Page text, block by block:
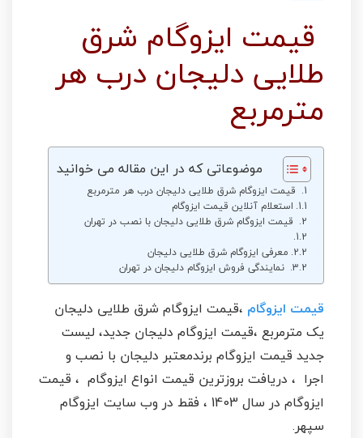
قیمت ایزوگام شرق
طلایی دلیجان درب هر
مترمربع
موضوعاتی که در این مقاله می خوانید
قیمت ایزوگام شرق طلایی دلیجان درب هر مترمربع
استعلام آنلاین قیمت ایزوگام
قیمت ایزوگام شرق طلایی دلیجان با نصب در تهران
معرفی ایزوگام شرق طلایی دلیجان
نمایندگی فروش ایزوگام دلیجان در تهران
قیمت ایزوگام ،قیمت ایزوگام شرق طلایی دلیجان
یک مترمربع ،قیمت ایزوگام دلیجان جدید، لیست
جدید قیمت ایزوگام برندمعتبر دلیجان با نصب و
اجرا ، دریافت بروزترین قیمت انواع ایزوگام ، قیمت
ایزوگام در سال 1403 ، فقط در وب سایت ایزوگام
سپهر.